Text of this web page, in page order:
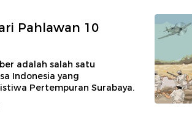
Pahlawan 10
adalah salah satu
Indonesia yang
Pertempuran Surabaya.